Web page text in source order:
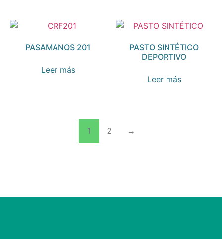
PASAMANOS 201
Leer más
PASTO SINTÉTICO
DEPORTIVO
Leer más
1 2 →